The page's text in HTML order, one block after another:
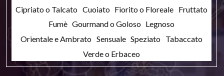
Cipriato o Talcato Cuoiato Fiorito o Floreale Fruttato
Fumè Gourmand o Goloso Legnoso
Orientale e Ambrato Sensuale Speziato Tabaccato
Verde o Erbaceo